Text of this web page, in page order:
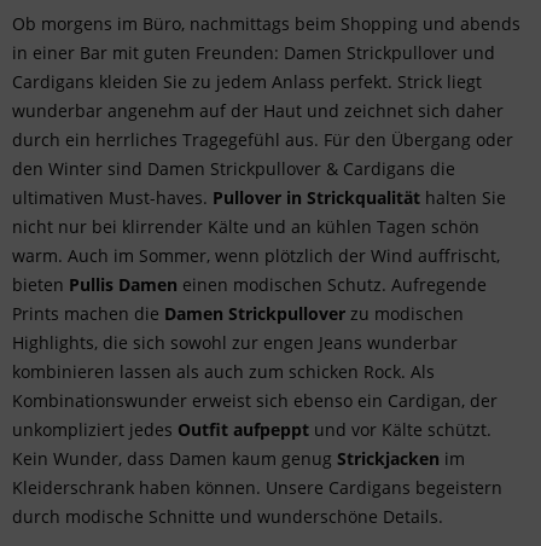
Ob morgens im Büro, nachmittags beim Shopping und abends
in einer Bar mit guten Freunden: Damen Strickpullover und
Cardigans kleiden Sie zu jedem Anlass perfekt. Strick liegt
wunderbar angenehm auf der Haut und zeichnet sich daher
durch ein herrliches Tragegefühl aus. Für den Übergang oder
den Winter sind Damen Strickpullover & Cardigans die
ultimativen Must-haves. Pullover in Strickqualität halten Sie
nicht nur bei klirrender Kälte und an kühlen Tagen schön
warm. Auch im Sommer, wenn plötzlich der Wind auffrischt,
bieten Pullis Damen einen modischen Schutz. Aufregende
Prints machen die Damen Strickpullover zu modischen
Highlights, die sich sowohl zur engen Jeans wunderbar
kombinieren lassen als auch zum schicken Rock. Als
Kombinationswunder erweist sich ebenso ein Cardigan, der
unkompliziert jedes Outfit aufpeppt und vor Kälte schützt.
Kein Wunder, dass Damen kaum genug Strickjacken im
Kleiderschrank haben können. Unsere Cardigans begeistern
durch modische Schnitte und wunderschöne Details.